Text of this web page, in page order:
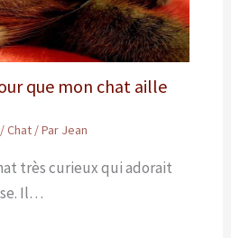
que mon chat aille
/Chat/ Par Jean
très curieux qui adorait
Il…